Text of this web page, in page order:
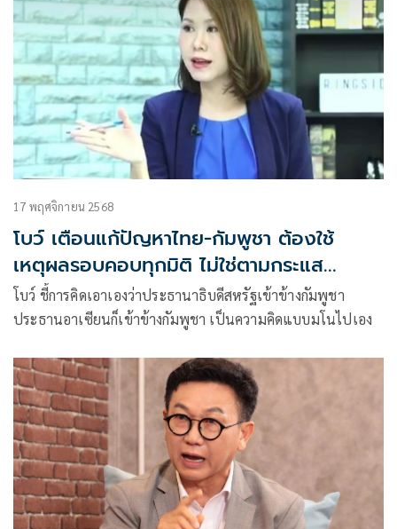
17 พฤศจิกายน 2568
โบว์ เตือนแก้ปัญหาไทย-กัมพูชา ต้องใช้
เหตุผลรอบคอบทุกมิติ ไม่ใช่ตามกระแส
อารมณ์
โบว์ ชี้การคิดเอาเองว่าประธานาธิบดีสหรัฐเข้าข้างกัมพูชา
ประธานอาเซียนก็เข้าข้างกัมพูชา เป็นความคิดแบบมโนไปเอง